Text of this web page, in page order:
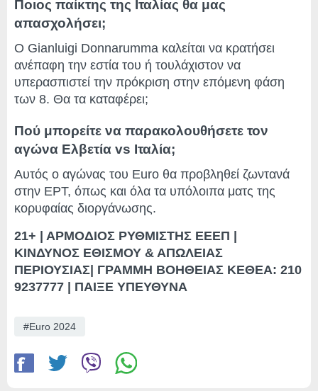
Ποιος παίκτης της Ιταλίας θα μας
απασχολήσει;
Ο Gianluigi Donnarumma καλείται να κρατήσει
ανέπαφη την εστία του ή τουλάχιστον να
υπερασπιστεί την πρόκριση στην επόμενη φάση
των 8. Θα τα καταφέρει;
Πού μπορείτε να παρακολουθήσετε τον
αγώνα Ελβετία vs Ιταλία;
Αυτός ο αγώνας του Euro θα προβληθεί ζωντανά
στην ΕΡΤ, όπως και όλα τα υπόλοιπα ματς της
κορυφαίας διοργάνωσης.
21+ | ΑΡΜΟΔΙΟΣ ΡΥΘΜΙΣΤΗΣ ΕΕΕΠ |
ΚΙΝΔΥΝΟΣ ΕΘΙΣΜΟΥ & ΑΠΩΛΕΙΑΣ
ΠΕΡΙΟΥΣΙΑΣ| ΓΡΑΜΜΗ ΒΟΗΘΕΙΑΣ ΚΕΘΕΑ: 210
9237777 | ΠΑΙΞΕ ΥΠΕΥΘΥΝΑ
Euro 2024